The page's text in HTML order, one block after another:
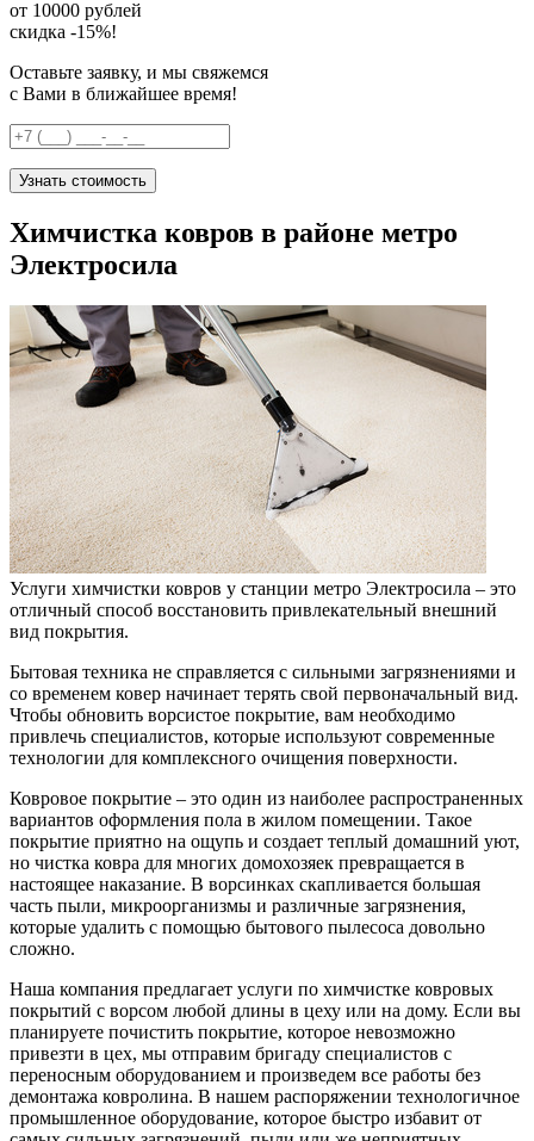
от 10000 рублей
скидка -15%!
Оставьте заявку, и мы свяжемся
с Вами в ближайшее время!
Узнать стоимость
Химчистка ковров в районе метро
Электросила
Услуги химчистки ковров у станции метро Электросила – это
отличный способ восстановить привлекательный внешний
вид покрытия.
Бытовая техника не справляется с сильными загрязнениями и
со временем ковер начинает терять свой первоначальный вид.
Чтобы обновить ворсистое покрытие, вам необходимо
привлечь специалистов, которые используют современные
технологии для комплексного очищения поверхности.
Ковровое покрытие – это один из наиболее распространенных
вариантов оформления пола в жилом помещении. Такое
покрытие приятно на ощупь и создает теплый домашний уют,
но чистка ковра для многих домохозяек превращается в
настоящее наказание. В ворсинках скапливается большая
часть пыли, микроорганизмы и различные загрязнения,
которые удалить с помощью бытового пылесоса довольно
сложно.
Наша компания предлагает услуги по химчистке ковровых
покрытий с ворсом любой длины в цеху или на дому. Если вы
планируете почистить покрытие, которое невозможно
привезти в цех, мы отправим бригаду специалистов с
переносным оборудованием и произведем все работы без
демонтажа ковролина. В нашем распоряжении технологичное
промышленное оборудование, которое быстро избавит от